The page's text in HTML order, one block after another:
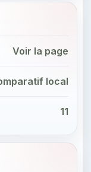
Voir la page
local
11